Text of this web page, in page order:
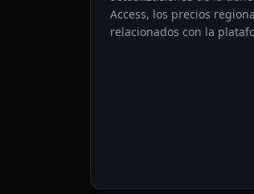
Access, los precios
relacionados con la